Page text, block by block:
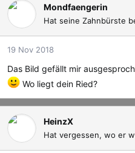
k
n
e
n
:
Mondfaengerin
Hat seine Zahnbürste
19 Nov 2018
Das Bild gefällt mir
Wo liegt dein Ried?
HeinzX
Hat vergessen, wo er